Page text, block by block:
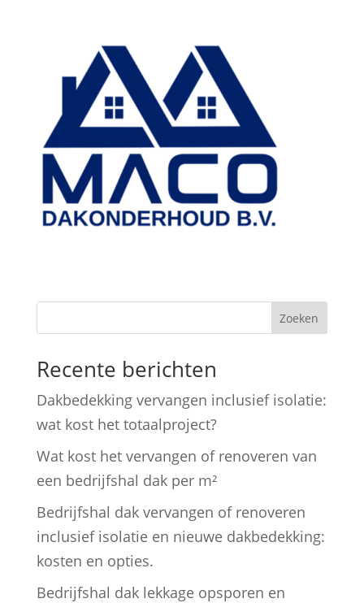
Zoeken
Recente berichten
Dakbedekking vervangen inclusief isolatie:
wat kost het totaalproject?
Wat kost het vervangen of renoveren van
een bedrijfshal dak per m²
Bedrijfshal dak vervangen of renoveren
inclusief isolatie en nieuwe dakbedekking:
kosten en opties.
Bedrijfshal dak lekkage opsporen en